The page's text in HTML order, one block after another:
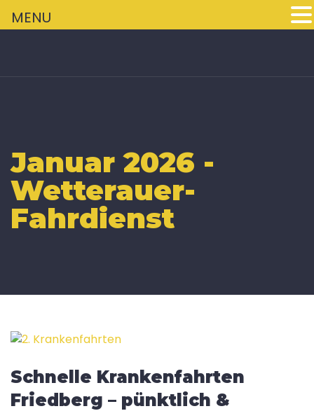
Januar 2026 -
Wetterauer-
Fahrdienst
Schnelle Krankenfahrten
Friedberg – pünktlich &
MENU